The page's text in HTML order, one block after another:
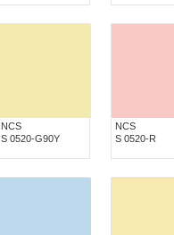
NCS
S 0520-G90Y
NCS
S 0520-R